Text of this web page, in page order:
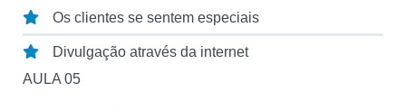
Os clientes se sentem especiais
Divulgação através da internet
AULA 05